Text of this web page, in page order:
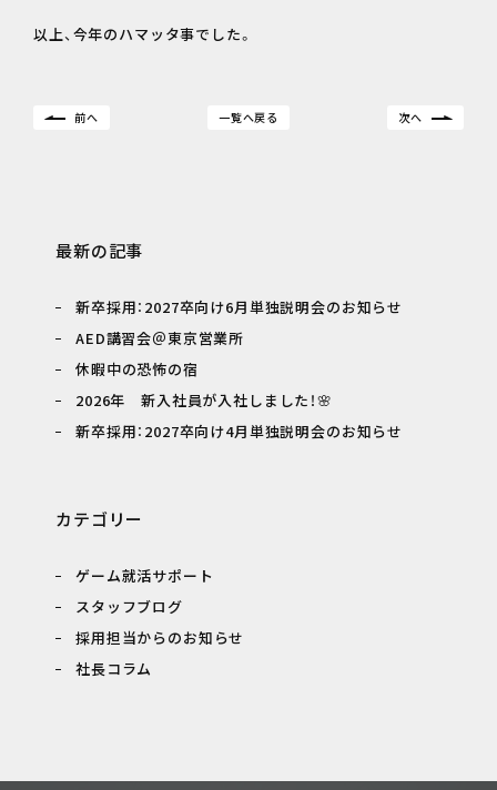
以上、今年のハマッタ事でした。
前へ 一覧へ戻る 次へ
最新の記事
新卒採用：2027卒向け6月単独説明会のお知らせ
AED講習会＠東京営業所
休暇中の恐怖の宿
2026年 新入社員が入社しました！🌸
新卒採用：2027卒向け4月単独説明会のお知らせ
カテゴリー
ゲーム就活サポート
スタッフブログ
採用担当からのお知らせ
社長コラム